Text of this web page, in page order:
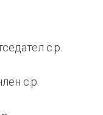
с.р.
с.р.